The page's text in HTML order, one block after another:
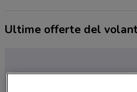
Ultime offerte del